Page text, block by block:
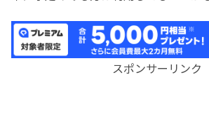
スポンサーリンク